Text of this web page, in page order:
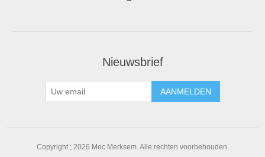
Nieuwsbrief
Copyright ; 2026 Mec Merksem. Alle rechten voorbehouden.